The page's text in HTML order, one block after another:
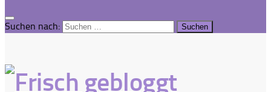
Suchen nach: